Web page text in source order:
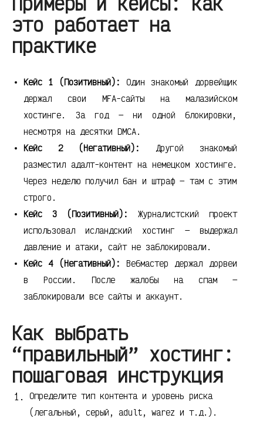
это работает на
практике
Кейс 1 (Позитивный): Один знакомый дорвейщик
держал свои MFA-сайты на малазийском
хостинге. За год — ни одной блокировки,
несмотря на десятки DMCA.
Кейс 2 (Негативный): Другой знакомый
разместил адалт-контент на немецком хостинге.
Через неделю получил бан и штраф — там с этим
строго.
Кейс 3 (Позитивный): Журналистский проект
использовал исландский хостинг — выдержал
давление и атаки, сайт не заблокировали.
Кейс 4 (Негативный): Вебмастер держал дорвеи
в России. После жалобы на спам —
заблокировали все сайты и аккаунт.
Как выбрать
“правильный” хостинг:
пошаговая инструкция
Определите тип контента и уровень риска
(легальный, серый, adult, warez и т.д.).